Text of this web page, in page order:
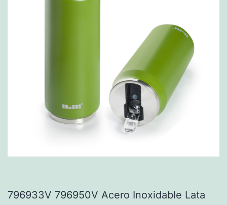
796933V 796950V Acero Inoxidable Lata